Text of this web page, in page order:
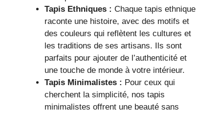
Tapis Ethniques : Chaque tapis ethnique
raconte une histoire, avec des motifs et
des couleurs qui reflètent les cultures et
les traditions de ses artisans. Ils sont
parfaits pour ajouter de l’authenticité et
une touche de monde à votre intérieur.
Tapis Minimalistes : Pour ceux qui
cherchent la simplicité, nos tapis
minimalistes offrent une beauté sans